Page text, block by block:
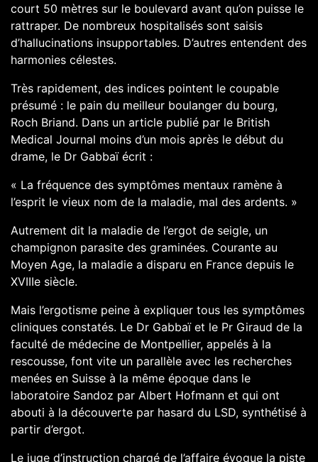
court 50 mètres sur le boulevard avant qu’on puisse le
rattraper. De nombreux hospitalisés sont saisis
d’hallucinations insupportables. D’autres entendent des
harmonies célestes.
Très rapidement, des indices pointent le coupable
présumé : le pain du meilleur boulanger du bourg,
Roch Briand. Dans un article publié par le British
Medical Journal moins d’un mois après le début du
drame, le Dr Gabbaï écrit :
« La fréquence des symptômes mentaux ramène à
l’esprit le vieux nom de la maladie, mal des ardents. »
Autrement dit la maladie de l’ergot de seigle, un
champignon parasite des graminées. Courante au
Moyen Age, la maladie a disparu en France depuis le
XVIIIe siècle.
Mais l’ergotisme peine à expliquer tous les symptômes
cliniques constatés. Le Dr Gabbaï et le Pr Giraud de la
faculté de médecine de Montpellier, appelés à la
rescousse, font vite un parallèle avec les recherches
menées en Suisse à la même époque dans le
laboratoire Sandoz par Albert Hofmann et qui ont
abouti à la découverte par hasard du LSD, synthétisé à
partir d’ergot.
Le juge d’instruction chargé de l’affaire évoque la piste